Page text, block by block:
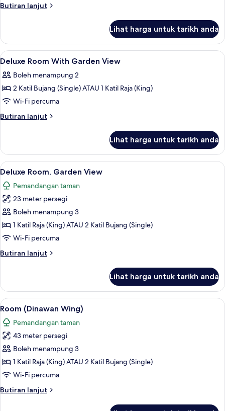
Butiran lanjut
Butiran
Room
With
Pool
Lihat harga untuk tarikh anda
Lihat
semua
foto
untuk
Deluxe
Room
View
Bar mini, peti besi dalam bilik, katil
1
Deluxe Room With Garden View
Boleh menampung 2
2 Katil Bujang (Single) ATAU 1 Katil Raja (King)
Wi-Fi percuma
Butiran lanjut
Butiran
Room
With
Garden
View
Lihat harga untuk tarikh anda
Lihat
semua
foto
untuk
Deluxe
Room,
Garden
Deluxe Room, Garden View |
5
Deluxe Room, Garden View
Pemandangan taman
23 meter persegi
Boleh menampung 3
1 Katil Raja (King) ATAU 2 Katil Bujang (Single)
Wi-Fi percuma
Butiran lanjut
Butiran
Room,
Garden
View
Lihat harga untuk tarikh anda
Lihat
semua
foto
untuk
Room
(Dinawan
Wing)
Room (Dinawan Wing) | Bar mini,
7
Room (Dinawan Wing)
Pemandangan taman
43 meter persegi
Boleh menampung 3
1 Katil Raja (King) ATAU 2 Katil Bujang (Single)
Wi-Fi percuma
Butiran lanjut
Butiran